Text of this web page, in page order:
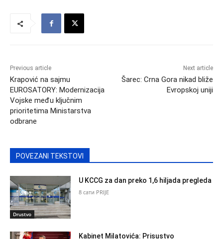
Previous article
Krapović na sajmu
EUROSATORY: Modernizacija
Vojske među ključnim
prioritetima Ministarstva
odbrane
Next article
Šarec: Crna Gora nikad bliže
Evropskoj uniji
POVEZANI TEKSTOVI
Drustvo
U KCCG za dan preko 1,6 hiljada pregleda
8 сати PRIJE
Kabinet Milatovića: Prisustvo